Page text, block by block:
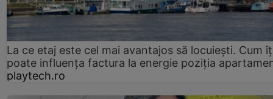
La ce etaj este cel mai avantajos să locuiești. Cum
poate influența factura la energie poziția
playtech.ro